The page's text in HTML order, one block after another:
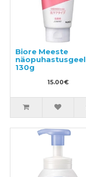
Biore Meeste
näopuhastusgeel
130g
15.00€